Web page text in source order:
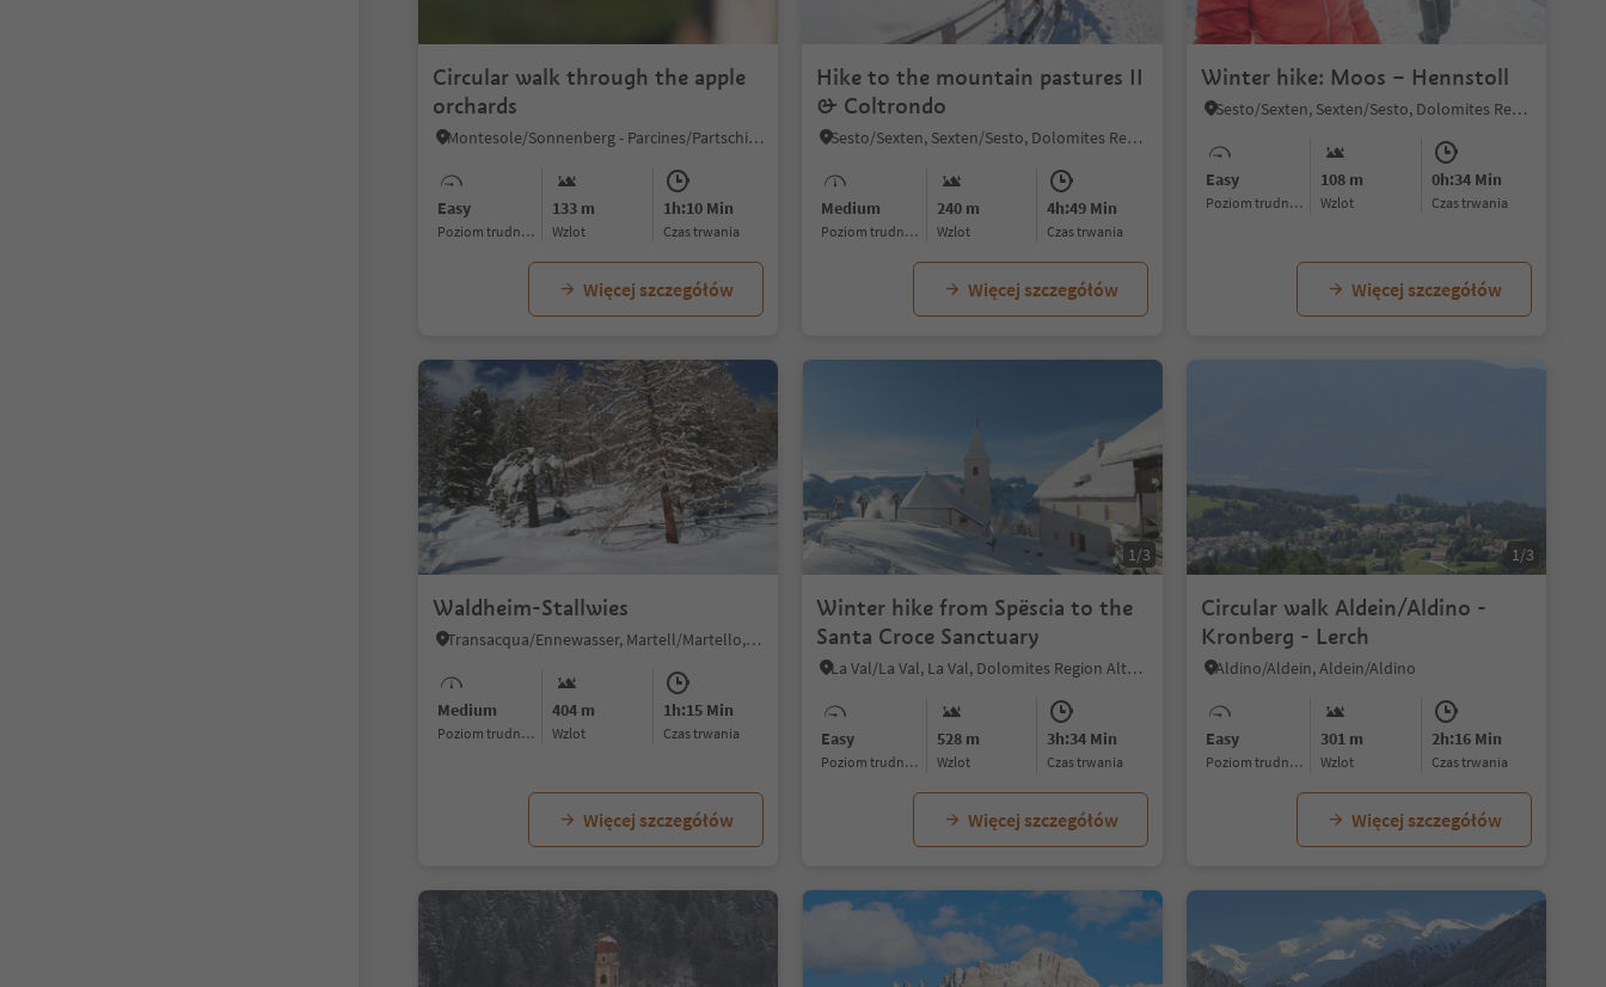
Circular walk through the apple
orchards
Montesole/Sonnenberg - Parcines/Partschins, Partschins/Parcines, Meran/Merano and environs
Easy
Poziom trudności
133 m
Wzlot
1h:10 Min
czas trwania
Więcej szczegółów
Hike to the mountain pastures II
& Coltrondo
Sesto/Sexten, Sexten/Sesto, Dolomites Region 3 Zinnen
Medium
Poziom trudności
240 m
Wzlot
4h:49 Min
czas trwania
Więcej szczegółów
Winter hike: Moos – Hennstoll
Sesto/Sexten, Sexten/Sesto, Dolomites Region 3 Zinnen
Easy
Poziom trudności
108 m
Wzlot
0h:34 Min
czas trwania
Więcej szczegółów
Waldheim-Stallwies
Transacqua/Ennewasser, Martell/Martello, Vinschgau/Val Venosta
Medium
Poziom trudności
404 m
Wzlot
1h:15 Min
czas trwania
Więcej szczegółów
1/3
Winter hike from Spëscia to the
Santa Croce Sanctuary
La Val/La Val, La Val, Dolomites Region Alta Badia
Easy
Poziom trudności
528 m
Wzlot
3h:34 Min
czas trwania
Więcej szczegółów
1/3
Circular walk Aldein/Aldino -
Kronberg - Lerch
Aldino/Aldein, Aldein/Aldino
Easy
Poziom trudności
301 m
Wzlot
2h:16 Min
czas trwania
Więcej szczegółów